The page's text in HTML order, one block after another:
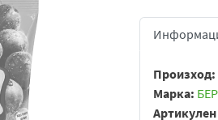
Произход:
Марка: